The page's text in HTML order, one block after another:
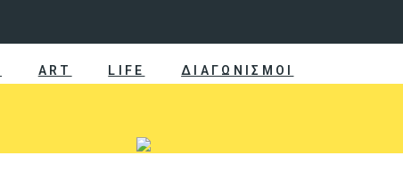
ART LIFE ΔΙΑΓΩΝΙΣΜΟΙ